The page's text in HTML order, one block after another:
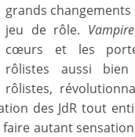
grands
jeu de rôle. Vampire
cœurs et les
rôlistes aussi
rôlistes,
des JdR tout
faire autant